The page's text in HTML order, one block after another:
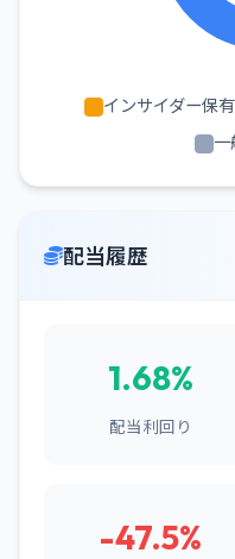
インサイダー保有
一
配当履歴
1.68%
配当利回り
-47.5%